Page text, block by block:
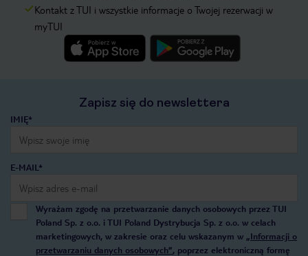
Kontakt z TUI i wszystkie informacje o Twojej rezerwacji w
myTUI
Zapisz się do newslettera
IMIĘ*
E-MAIL*
Wyrażam zgodę na przetwarzanie danych osobowych przez TUI
Poland Sp. z o.o. i TUI Poland Dystrybucja Sp. z o.o. w celach
marketingowych, w zakresie oraz celu wskazanym w „Informacji o
przetwarzaniu danych osobowych”, poprzez elektroniczną formę